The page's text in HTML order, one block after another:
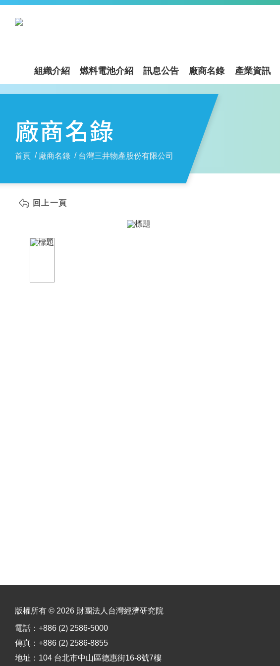
組織介紹 燃料電池介紹 訊息公告 廠商名錄 產業資訊
廠商名錄
首頁 廠商名錄 台灣三井物產股份有限公司
回上一頁
版權所有 © 2026 財團法人台灣經濟研究院
電話：+886 (2) 2586-5000
傳真：+886 (2) 2586-8855
地址：104 台北市中山區德惠街16-8號7樓